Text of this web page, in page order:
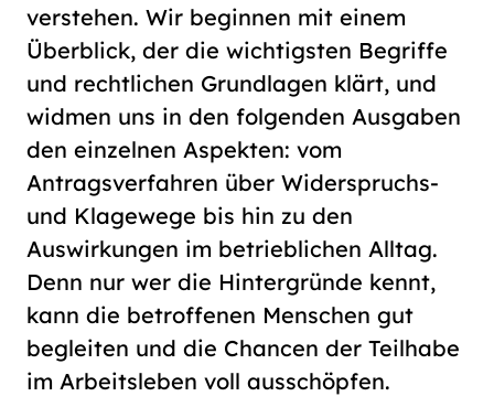
verstehen. Wir beginnen mit einem
Überblick, der die wichtigsten Begriffe
und rechtlichen Grundlagen klärt, und
widmen uns in den folgenden Ausgaben
den einzelnen Aspekten: vom
Antragsverfahren über Widerspruchs-
und Klagewege bis hin zu den
Auswirkungen im betrieblichen Alltag.
Denn nur wer die Hintergründe kennt,
kann die betroffenen Menschen gut
begleiten und die Chancen der Teilhabe
im Arbeitsleben voll ausschöpfen.